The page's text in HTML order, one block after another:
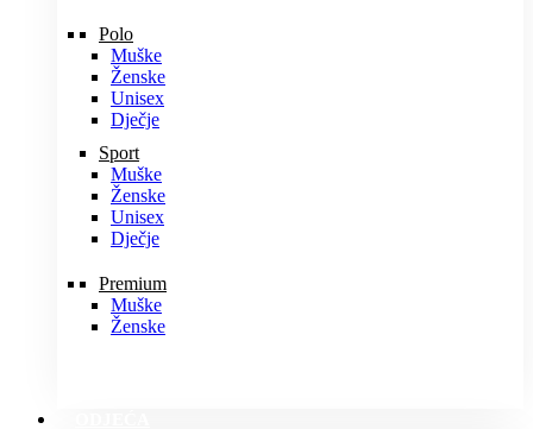
Polo
Muške
Ženske
Unisex
Dječje
Sport
Muške
Ženske
Unisex
Dječje
Premium
Muške
Ženske